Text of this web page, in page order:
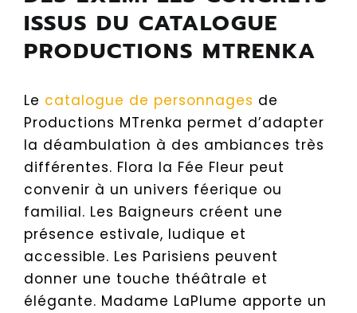
ISSUS DU CATALOGUE
PRODUCTIONS MTRENKA
Le catalogue de personnages de
Productions MTrenka permet d’adapter
la déambulation à des ambiances très
différentes. Flora la Fée Fleur peut
convenir à un univers féerique ou
familial. Les Baigneurs créent une
présence estivale, ludique et
accessible. Les Parisiens peuvent
donner une touche théâtrale et
élégante. Madame LaPlume apporte un